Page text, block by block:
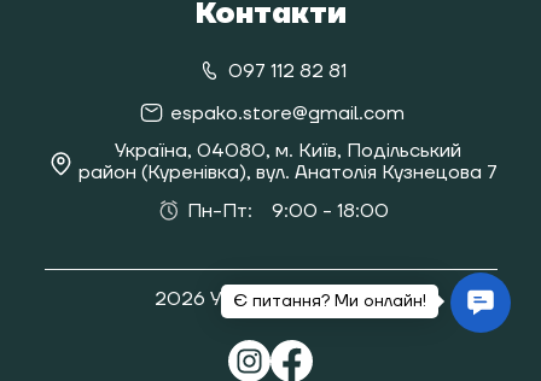
Контакти
097 112 82 81
espako.store@gmail.com
Україна, 04080, м. Київ, Подільський
район (Куренівка), вул. Анатолія Кузнецова 7
Пн-Пт: 9:00 - 18:00
2026 Усі права захищені